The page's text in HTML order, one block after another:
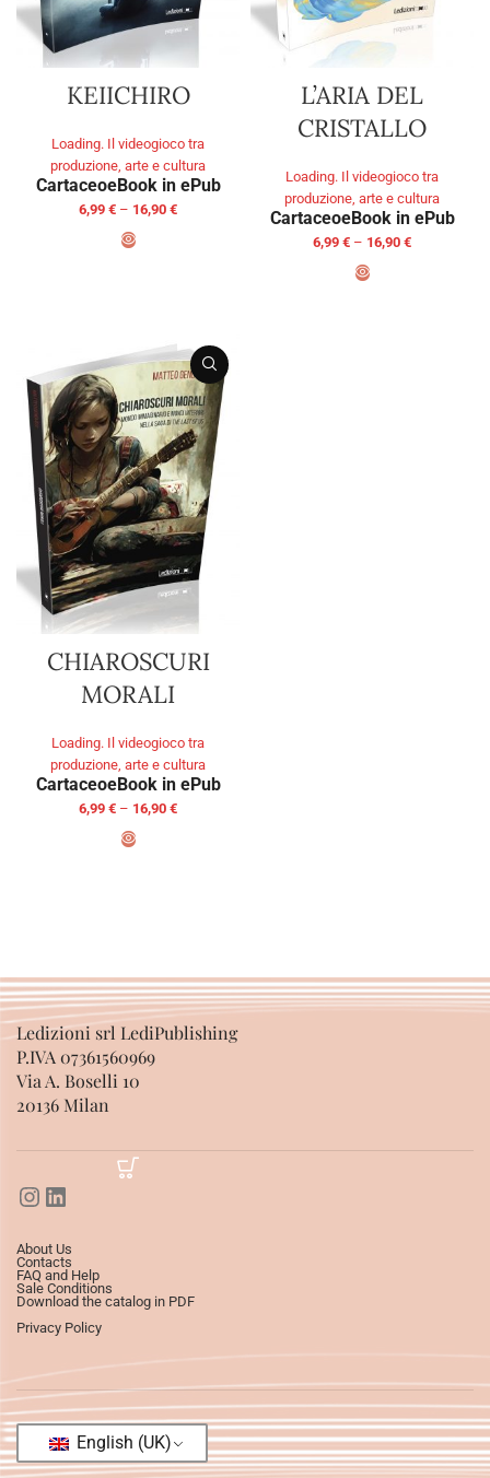
KEIICHIRO
Loading. Il videogioco tra
produzione, arte e cultura
CartaceoeBook in ePub
6,99 € – 16,90 €
L’ARIA DEL
CRISTALLO
Loading. Il videogioco tra
produzione, arte e cultura
CartaceoeBook in ePub
6,99 € – 16,90 €
CHIAROSCURI
MORALI
Loading. Il videogioco tra
produzione, arte e cultura
CartaceoeBook in ePub
6,99 € – 16,90 €
Ledizioni srl LediPublishing
P.IVA 07361560969
Via A. Boselli 10
20136 Milan
About Us
Contacts
FAQ and Help
Sale Conditions
Download the catalog in PDF
Privacy Policy
English (UK)